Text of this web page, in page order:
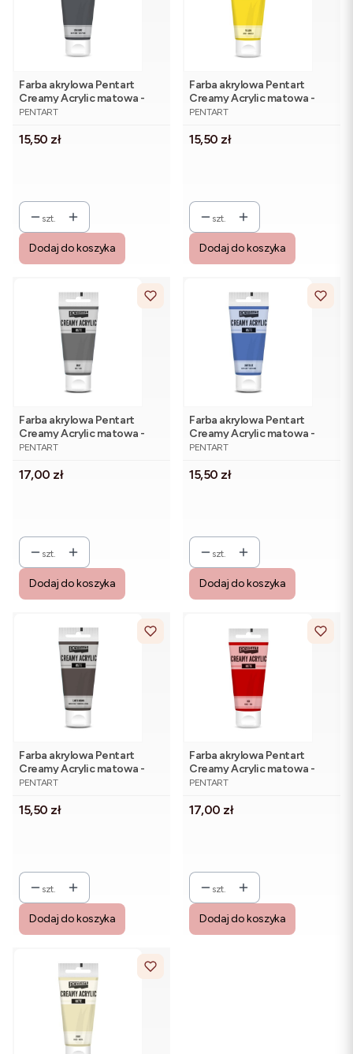
Farba akrylowa Pentart
Creamy Acrylic matowa -
ołowiana szara 60 ml
PRODUCENT
PENTART
Cena
15,50 zł
szt.
Dodaj do koszyka
Farba akrylowa Pentart
Creamy Acrylic matowa -
żółta 60 ml
PRODUCENT
PENTART
Cena
15,50 zł
szt.
Dodaj do koszyka
Farba akrylowa Pentart
Creamy Acrylic matowa -
szary 60 ml
PRODUCENT
PENTART
Cena
17,00 zł
szt.
Dodaj do koszyka
Farba akrylowa Pentart
Creamy Acrylic matowa -
jasna niebieska 60 ml
PRODUCENT
PENTART
Cena
15,50 zł
szt.
Dodaj do koszyka
Farba akrylowa Pentart
Creamy Acrylic matowa -
heban 60 ml
PRODUCENT
PENTART
Cena
15,50 zł
szt.
Dodaj do koszyka
Farba akrylowa Pentart
Creamy Acrylic matowa -
czerwona 60 ml
PRODUCENT
PENTART
Cena
17,00 zł
szt.
Dodaj do koszyka